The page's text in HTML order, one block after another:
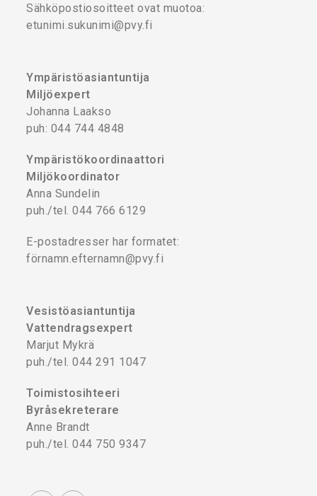
Sähköpostiosoitteet ovat muotoa:
etunimi.sukunimi@pvy.fi
Ympäristöasiantuntija
Miljöexpert
Johanna Laakso
puh: 044 744 4848
Ympäristökoordinaattori
Miljökoordinator
Anna Sundelin
puh./tel. 044 766 6129
E-postadresser har formatet:
förnamn.efternamn@pvy.fi
Vesistöasiantuntija
Vattendragsexpert
Marjut Mykrä
puh./tel. 044 291 1047
Toimistosihteeri
Byråsekreterare
Anne Brandt
puh./tel. 044 750 9347